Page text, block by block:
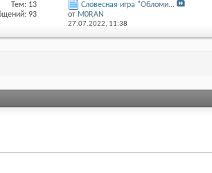
Тем: 13
93
Словесная игра "Обломи...
от M0RAN
27.07.2022, 11:38